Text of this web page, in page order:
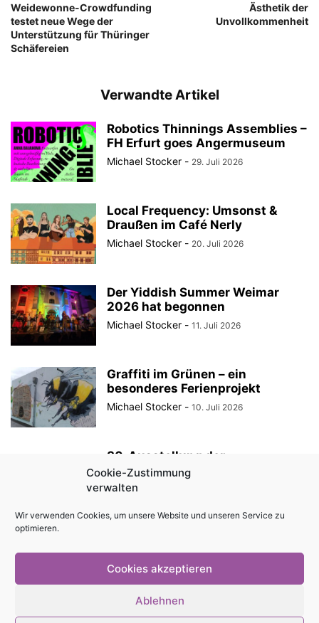
Cookie-Zustimmung
verwalten
Wir verwenden Cookies, um unsere Website und unseren Service zu
optimieren.
Cookies akzeptieren
Ablehnen
Weidewonne-Crowdfunding
testet neue Wege der
Unterstützung für Thüringer
Schäfereien
Ästhetik der
Unvollkommenheit
Verwandte Artikel
Robotics Thinnings Assemblies –
FH Erfurt goes Angermuseum
Michael Stocker - 29. Juli 2026
Local Frequency: Umsonst &
Draußen im Café Nerly
Michael Stocker - 20. Juli 2026
Der Yiddish Summer Weimar
2026 hat begonnen
Michael Stocker - 11. Juli 2026
Graffiti im Grünen – ein
besonderes Ferienprojekt
Michael Stocker - 10. Juli 2026
30. Ausstellung der
StadtRaumBoxen am
KulturQuartier Schauspielhaus
Sommertheater im Innenhof des
Angermuseums Erfurt
Michael Stocker - 6. Juli 2026